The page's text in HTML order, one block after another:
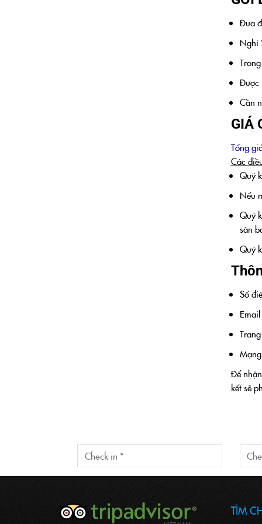
Đưa
Nghỉ
Được
Cần
GIÁ
Tổng
Các
Quý
Nếu
Quý
sân
Quý
Số
Để
kết sẽ
TÌM